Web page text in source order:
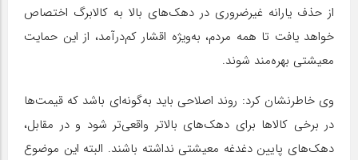
از حذف یارانه غیرضروری در دهک‌های بالا به کالابرگ اختصاص
خواهد یافت تا همه مردم، به‌ویژه اقشار کم‌درآمد، از این حمایت
معیشتی بهره‌مند شوند.
وی خاطرنشان کرد: روند اصلاحی باید به‌گونه‌ای باشد که قیمت‌ها
در برخی کالاها برای دهک‌های بالاتر واقعی‌تر شود و در مقابل،
دهک‌های پایین دغدغه معیشتی نداشته باشند. البته این موضوع